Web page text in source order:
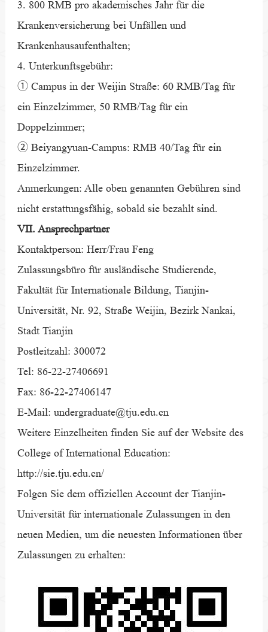
3. 800 RMB pro akademisches Jahr für die
Krankenversicherung bei Unfällen und
Krankenhausaufenthalten;
4. Unterkunftsgebühr:
① Campus in der Weijin Straße: 60 RMB/Tag für
ein Einzelzimmer, 50 RMB/Tag für ein
Doppelzimmer;
② Beiyangyuan-Campus: RMB 40/Tag für ein
Einzelzimmer.
Anmerkungen: Alle oben genannten Gebühren sind
nicht erstattungsfähig, sobald sie bezahlt sind.
VII. Ansprechpartner
Kontaktperson: Herr/Frau Feng
Zulassungsbüro für ausländische Studierende,
Fakultät für Internationale Bildung, Tianjin-
Universität, Nr. 92, Straße Weijin, Bezirk Nankai,
Stadt Tianjin
Postleitzahl: 300072
Tel: 86-22-27406691
Fax: 86-22-27406147
E-Mail: undergraduate@tju.edu.cn
Weitere Einzelheiten finden Sie auf der Website des
College of International Education:
http://sie.tju.edu.cn/
Folgen Sie dem offiziellen Account der Tianjin-
Universität für internationale Zulassungen in den
neuen Medien, um die neuesten Informationen über
Zulassungen zu erhalten: